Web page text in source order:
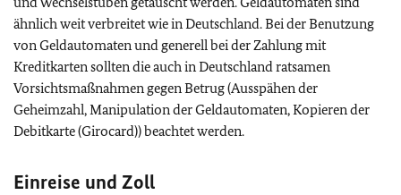
ähnlich weit verbreitet wie in Deutschland. Bei der Benutzung
von Geldautomaten und generell bei der Zahlung mit
Kreditkarten sollten die auch in Deutschland ratsamen
Vorsichtsmaßnahmen gegen Betrug (Ausspähen der
Geheimzahl, Manipulation der Geldautomaten, Kopieren der
Debitkarte (Girocard)) beachtet werden.
Einreise und Zoll